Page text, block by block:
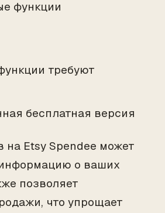
функции
требуют
бесплатная версия
на Etsy Spendee может
о ваших
позволяет
что упрощает